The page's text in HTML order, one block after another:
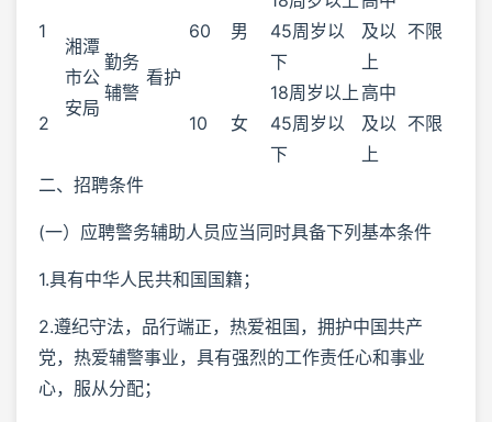
1
湘潭
市公
安局
勤务
辅警
看护
60 男
45周岁以
下
及以
上
不限
2 10 女
18周岁以上
45周岁以
下
高中
及以
上
不限
二、招聘条件
(一）应聘警务辅助人员应当同时具备下列基本条件
1.具有中华人民共和国国籍；
2.遵纪守法，品行端正，热爱祖国，拥护中国共产
党，热爱辅警事业，具有强烈的工作责任心和事业
心，服从分配；